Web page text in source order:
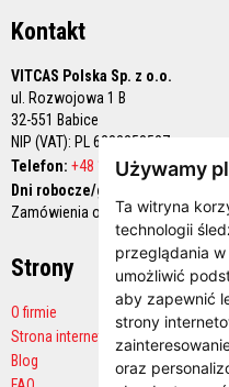
Używamy
Ta witryna
technologii
przeglądania
umożliwić
aby zapewnić
strony
oraz
/
k
t
y
o
g
n
i
o
r
ł
a
d
Kontakt
VITCAS Polska Sp. z o.o.
ul. Rozwojowa 1 B
32-551 Babice
NIP (VAT): PL 6282258527
Telefon: +48 12 444 68 90
Dni robocze/godziny pracy:
Zamówienia online 24/7
Strony
O firmie
Strona internetowa producenta
Blog